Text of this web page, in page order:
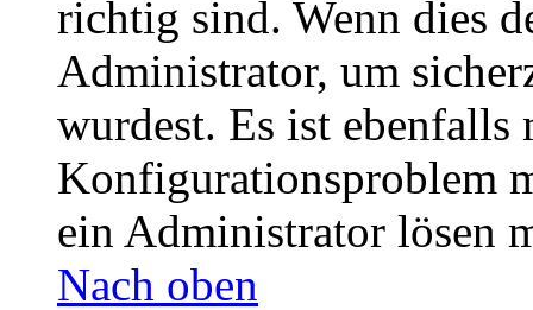
richtig sind. Wenn dies
Administrator, um
wurdest. Es ist ebenfalls
Konfigurationsproblem
ein Administrator lösen
Nach oben